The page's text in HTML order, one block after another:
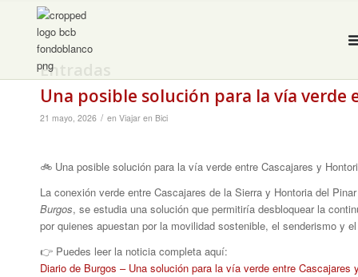
Entradas
Una posible solución para la vía verde
21 mayo, 2026 / en Viajar en Bici
🚲 Una posible solución para la vía verde entre Cascajares y
La conexión verde entre Cascajares de la Sierra y Hontoria del
Burgos, se estudia una solución que permitiría desbloquear la
por quienes apuestan por la movilidad sostenible, el senderismo y
👉 Puedes leer la noticia completa aquí:
Diario de Burgos – Una solución para la vía verde entre Cascajares